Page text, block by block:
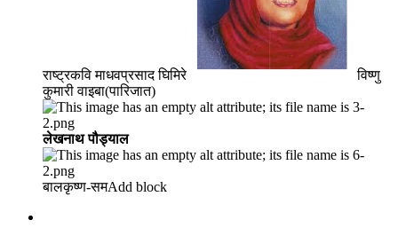
राष्ट्रकवि माधवप्रसाद घिमिरे
विष्णु
कुमारी वाइबा(पारिजात)
लेखनाथ पौड्याल
बालकृष्ण-सम Add block